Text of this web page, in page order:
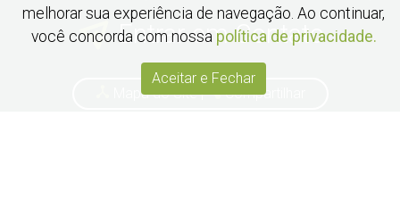
Entrar em Contato
Mapa do Site| Compartilhar
melhorar sua experiência de navegação. Ao continuar,
você concorda com nossa política de privacidade.
Aceitar e Fechar